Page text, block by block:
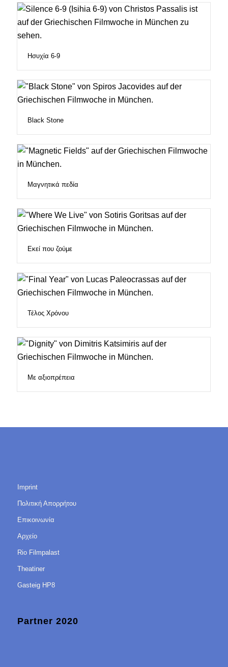
Ησυχία 6-9
Black Stone
Μαγνητικά πεδία
Εκεί που ζούμε
Τέλος Χρόνου
Με αξιοπρέπεια
Imprint
Πολιτική Απορρήτου
Επικοινωνία
Αρχείο
Rio Filmpalast
Theatiner
Gasteig HP8
Partner 2020